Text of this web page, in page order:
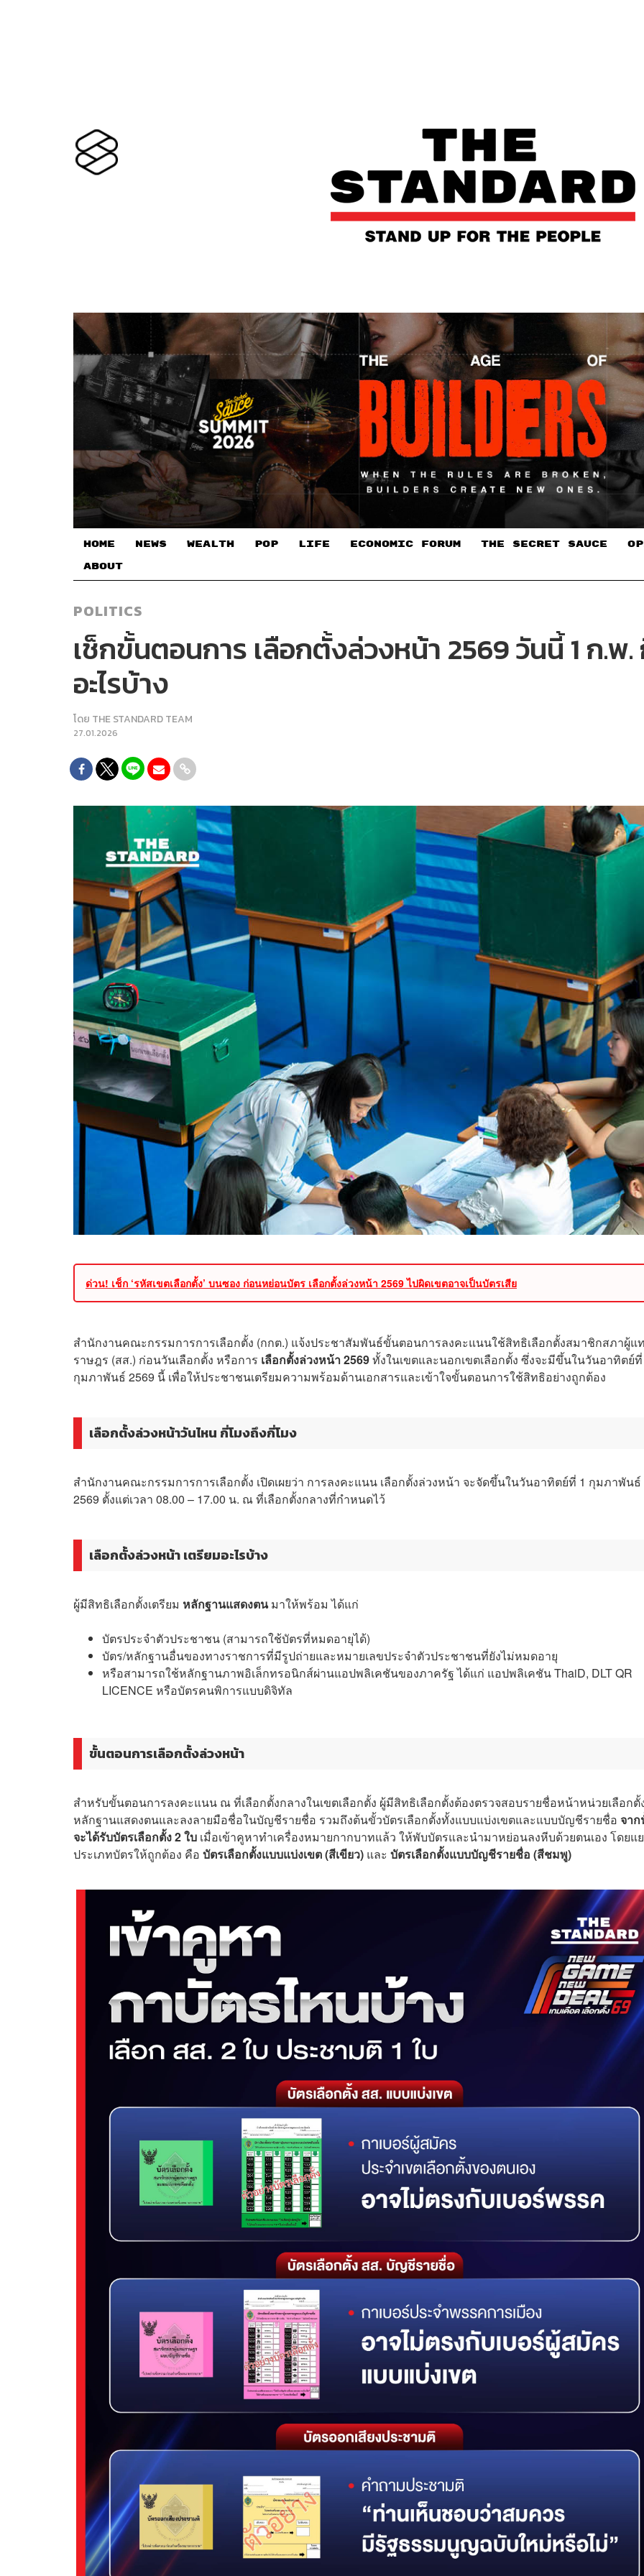
HOME NEWS WEALTH POP LIFE ECONOMIC FORUM THE SECRET SAUCE​
ABOUT
POLITICS
เช็กขั้นตอนการ เลือกตั้งล่วงหน้า 2569 วันนี้ 1 ก.พ.
อะไรบ้าง
โดย THE STANDARD TEAM
27.01.2026
ด่วน! เช็ก ‘รหัสเขตเลือกตั้ง’ บนซอง ก่อนหย่อนบัตร เลือกตั้งล่วงหน้า 2569 ไปผิดเขตอาจเป็นบัตรเสีย
สำนักงานคณะกรรมการการเลือกตั้ง (กกต.) แจ้งประชาสัมพันธ์ขั้นตอนการลงคะแนนใช้สิทธิเลือกตั้งสมาชิกสภาผู้แ
ราษฎร (สส.) ก่อนวันเลือกตั้ง หรือการ เลือกตั้งล่วงหน้า 2569ทั้งในเขตและนอกเขตเลือกตั้ง ซึ่งจะมีขึ้นในวันอาทิตย์ที่
กุมภาพันธ์ 2569 นี้ เพื่อให้ประชาชนเตรียมความพร้อมด้านเอกสารและเข้าใจขั้นตอนการใช้สิทธิอย่างถูกต้อง
เลือกตั้งล่วงหน้าวันไหน กี่โมงถึงกี่โมง
สำนักงานคณะกรรมการการเลือกตั้ง เปิดเผยว่า การลงคะแนน เลือกตั้งล่วงหน้า จะจัดขึ้นในวันอาทิตย์ที่ 1 กุมภาพันธ์
2569 ตั้งแต่เวลา 08.00 – 17.00 น. ณ ที่เลือกตั้งกลางที่กำหนดไว้
เลือกตั้งล่วงหน้า เตรียมอะไรบ้าง
ผู้มีสิทธิเลือกตั้งเตรียม หลักฐานแสดงตนมาให้พร้อม ได้แก่
บัตรประจำตัวประชาชน (สามารถใช้บัตรที่หมดอายุได้)
บัตร/หลักฐานอื่นของทางราชการที่มีรูปถ่ายและหมายเลขประจำตัวประชาชนที่ยังไม่หมดอายุ
หรือสามารถใช้หลักฐานภาพอิเล็กทรอนิกส์ผ่านแอปพลิเคชันของภาครัฐ ได้แก่ แอปพลิเคชัน ThaiD, DLT QR
LICENCE หรือบัตรคนพิการแบบดิจิทัล
ขั้นตอนการเลือกตั้งล่วงหน้า
สำหรับขั้นตอนการลงคะแนน ณ ที่เลือกตั้งกลางในเขตเลือกตั้ง ผู้มีสิทธิเลือกตั้งต้องตรวจสอบรายชื่อหน้าหน่วยเลือกตั้
หลักฐานแสดงตนและลงลายมือชื่อในบัญชีรายชื่อ รวมถึงต้นขั้วบัตรเลือกตั้งทั้งแบบแบ่งเขตและแบบบัญชีรายชื่อ จา
จะได้รับบัตรเลือกตั้ง 2 ใบ เมื่อเข้าคูหาทำเครื่องหมายกากบาทแล้ว ให้พับบัตรและนำมาหย่อนลงหีบด้วยตนเอง โดยแ
ประเภทบัตรให้ถูกต้อง คือ บัตรเลือกตั้งแบบแบ่งเขต (สีเขียว) และ บัตรเลือกตั้งแบบบัญชีรายชื่อ (สีชมพู)